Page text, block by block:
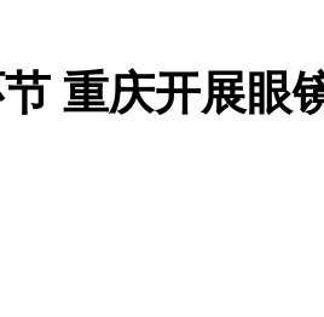
重庆开展眼